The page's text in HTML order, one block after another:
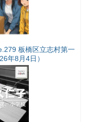
板橋区立志村第一
年8月4日）